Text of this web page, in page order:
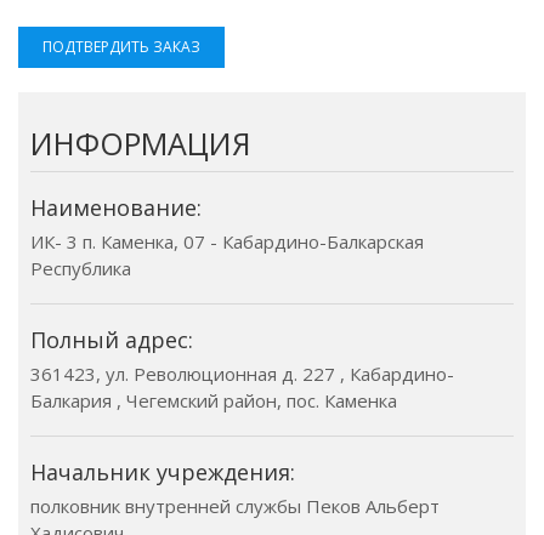
ПОДТВЕРДИТЬ ЗАКАЗ
ИНФОРМАЦИЯ
Наименование:
ИК- 3 п. Каменка, 07 - Кабардино-Балкарская
Республика
Полный адрес:
361423, ул. Революционная д. 227 , Кабардино-
Балкария , Чегемский район, пос. Каменка
Начальник учреждения:
полковник внутренней службы Пеков Альберт